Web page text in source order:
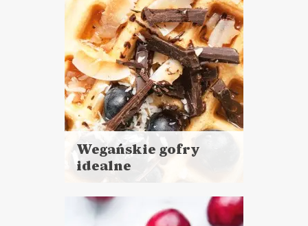
Wegańskie gofry
idealne
więcej
Czas przygotowania:
do 30 minut